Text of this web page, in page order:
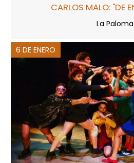
CARLOS MALO: "DE
La Paloma
6 DE ENERO